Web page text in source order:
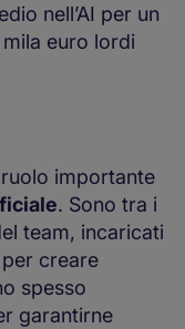
nell’AI per un
euro lordi
importante
. Sono tra i
team, incaricati
creare
spesso
garantirne